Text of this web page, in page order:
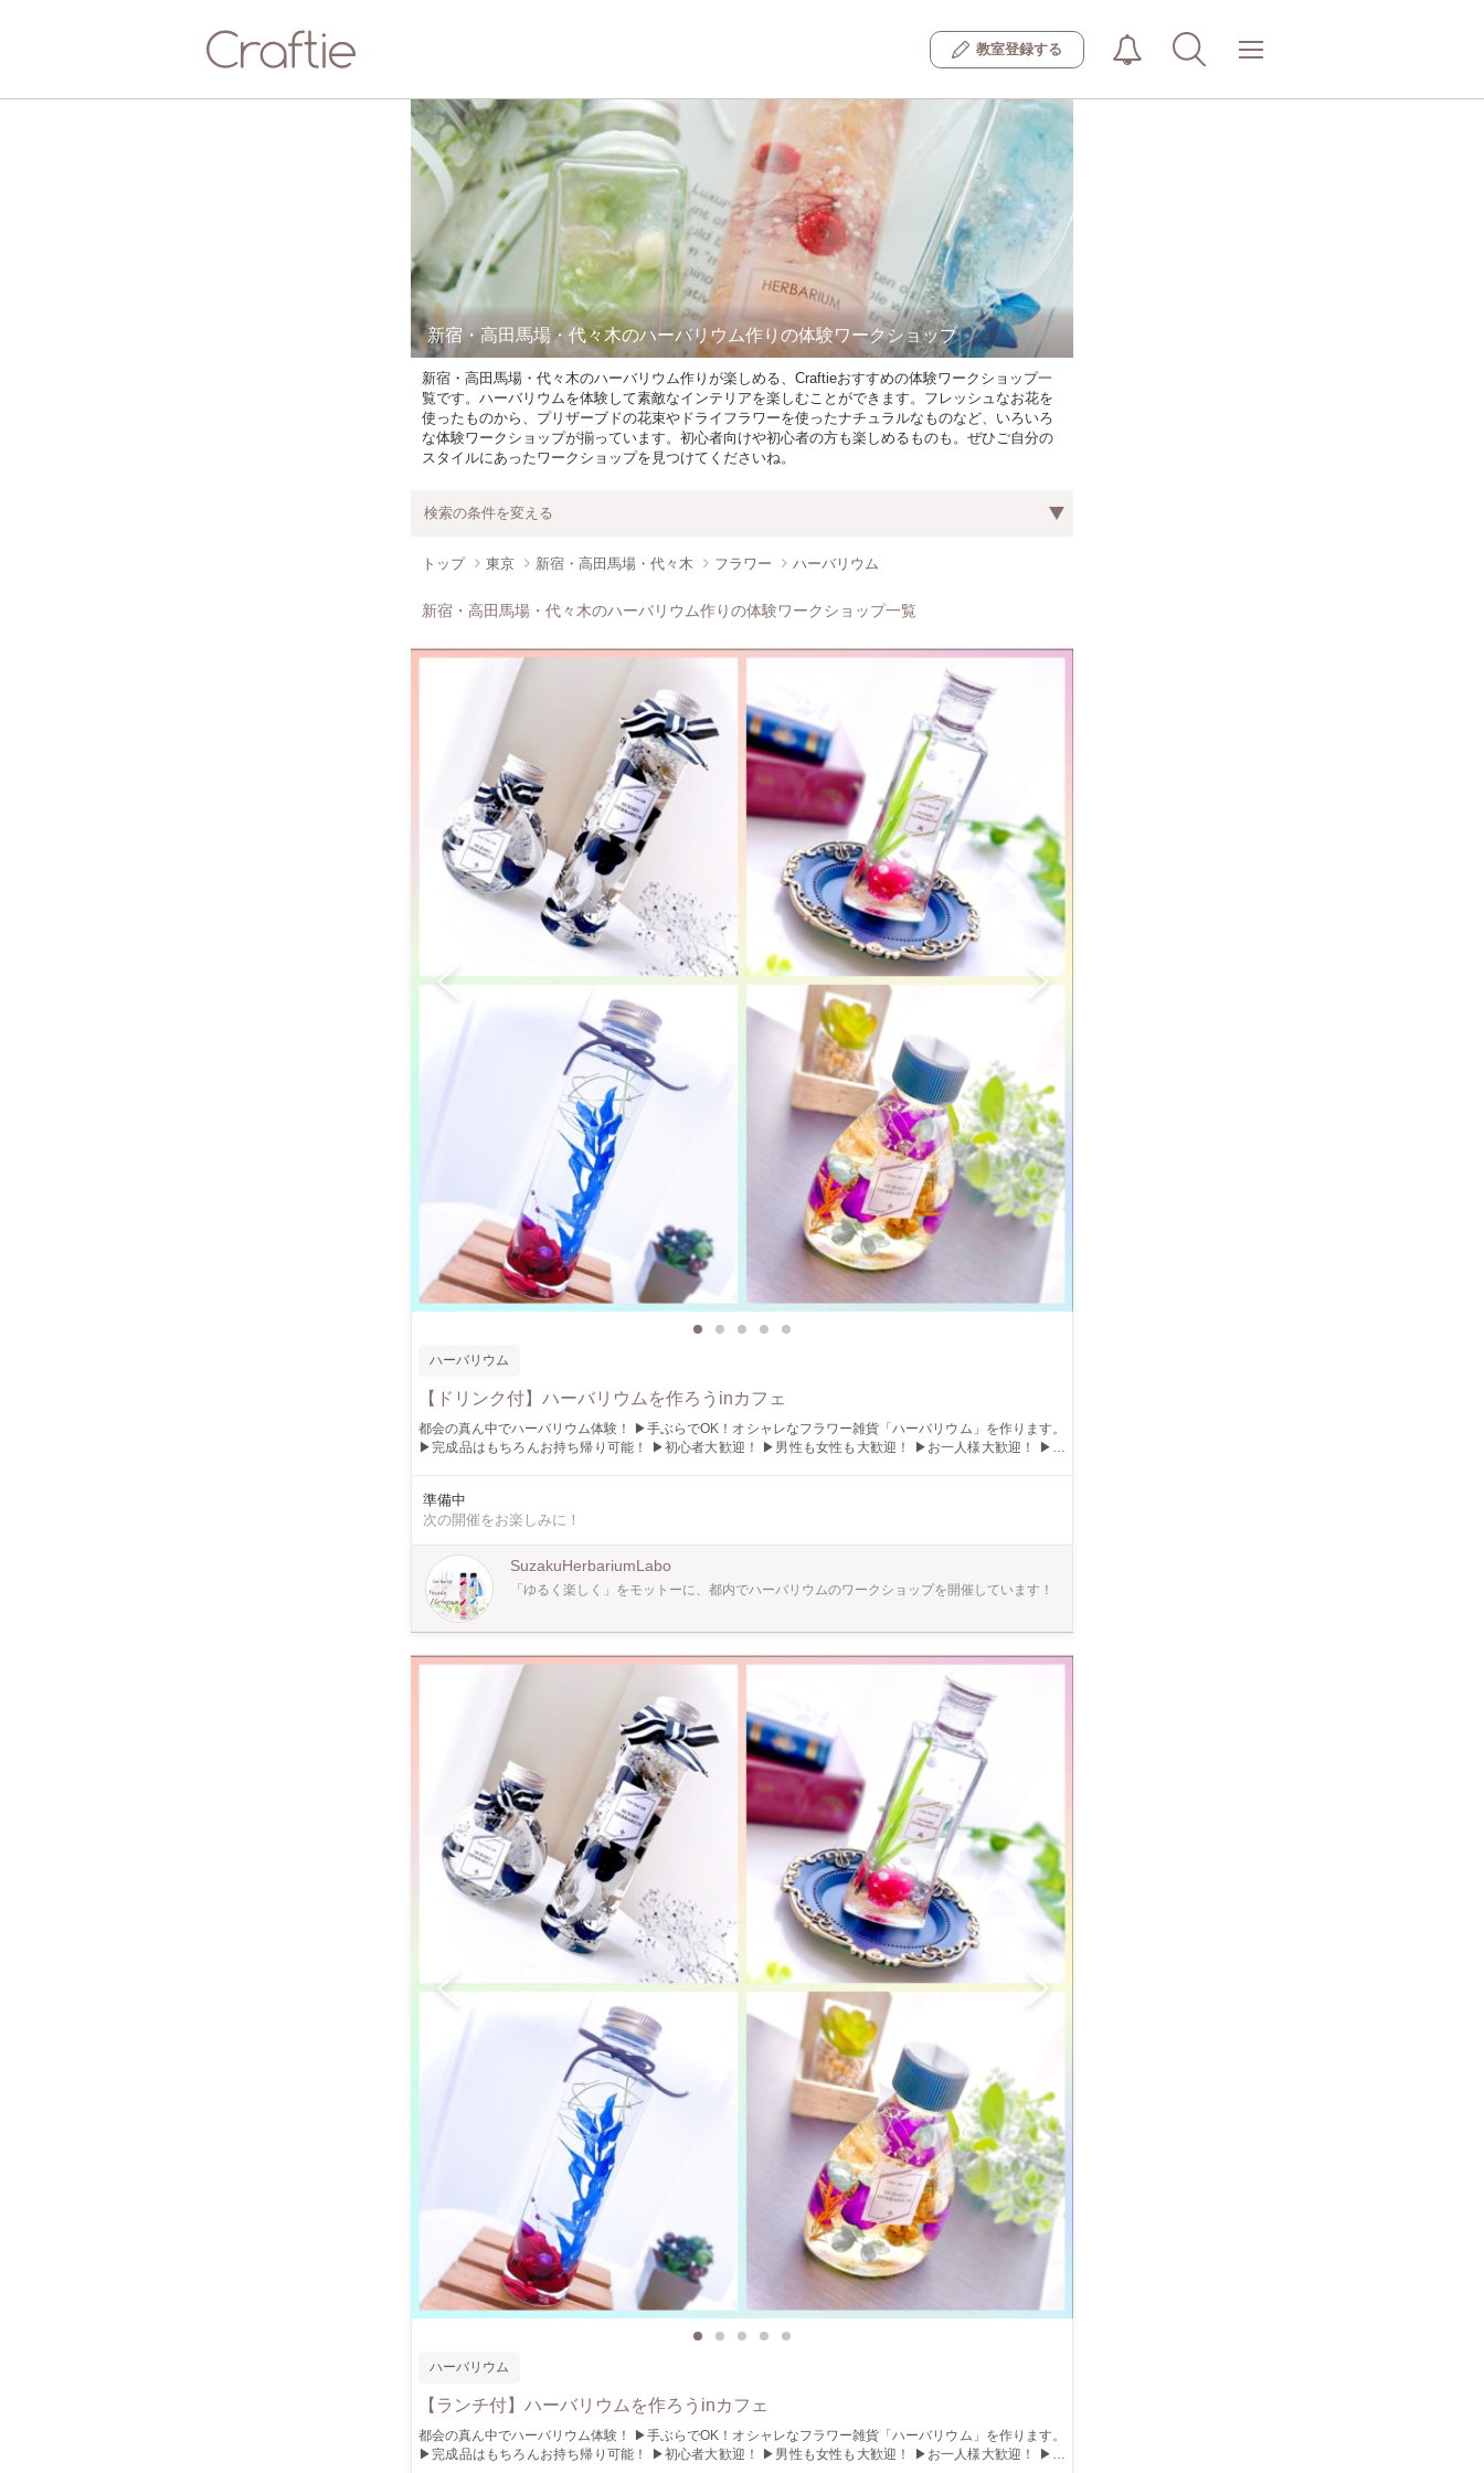
教室登録する
新宿・高田馬場・代々木のハーバリウム作りの体験ワークショップ
新宿・高田馬場・代々木のハーバリウム作りが楽しめる、Craftieおすすめの体験ワークショップ一
覧です。ハーバリウムを体験して素敵なインテリアを楽しむことができます。フレッシュなお花を
使ったものから、プリザーブドの花束やドライフラワーを使ったナチュラルなものなど、いろいろ
な体験ワークショップが揃っています。初心者向けや初心者の方も楽しめるものも。ぜひご自分の
スタイルにあったワークショップを見つけてくださいね。
検索の条件を変える
トップ 東京 新宿・高田馬場・代々木 フラワー ハーバリウム
新宿・高田馬場・代々木のハーバリウム作りの体験ワークショップ一覧
ハーバリウム
【ドリンク付】ハーバリウムを作ろうinカフェ
都会の真ん中でハーバリウム体験！ ▶手ぶらでOK！オシャレなフラワー雑貨「ハーバリウム」を作ります。
▶︎完成品はもちろんお持ち帰り可能！ ▶初心者大歓迎！ ▶男性も女性も大歓迎！ ▶お一人様大歓迎！ ▶豊
(1本あたり) 100ml¥1,000 150ml¥1,500 200ml¥2,000 ・ボールペン(1本あたり)¥1,000 ・ローズ使用
¥500 ・ギフト用ラッピング¥300 ※当日現金払い 【ハーバリウムとは】 ドライフラワーやプリザーブドフラ
にでも置ける、細かなお手入れがいらないことなどからブームとなっています！ 【なぜハーバリウムなの
か？】 ハンドメイド愛好家に人気のハーバリウム。 その理由は、・作り方がカンタン・自由にデザインでき
る・自分だけのオリジナル作品・どこに置いてもオシャレ、など。 そして何より、お手入れ要らずで長く楽
しむことができるためご自宅用/ギフト用ともに重宝されています♪ 【ひとこと】 初めての方でもわかりやす
いよう、オリジナルテキストも用いて制作していきます♪ スタンスは、とにかくゆるく楽しく！ 褒めて伸ば
します（笑） どんな方でもお気軽に遊びに来てくださいね^ ^ 【スタジオについて】 新大久保駅より徒歩5分
の立地！ カフェの中の仕切られた一角で開催しています。 都心でありながら、喧騒を忘れられる閑静なエリ
アに所在。 森の中にいるかのような緑豊かな内装の空間で、 リラックスしながら楽しんでお作りいただけま
準備中
次の開催をお楽しみに！
SuzakuHerbariumLabo
「ゆるく楽しく」をモットーに、都内でハーバリウムのワークショップを開催しています！
ハーバリウム
【ランチ付】ハーバリウムを作ろうinカフェ
都会の真ん中でハーバリウム体験！ ▶手ぶらでOK！オシャレなフラワー雑貨「ハーバリウム」を作ります。
▶︎完成品はもちろんお持ち帰り可能！ ▶初心者大歓迎！ ▶男性も女性も大歓迎！ ▶お一人様大歓迎！ ▶豊